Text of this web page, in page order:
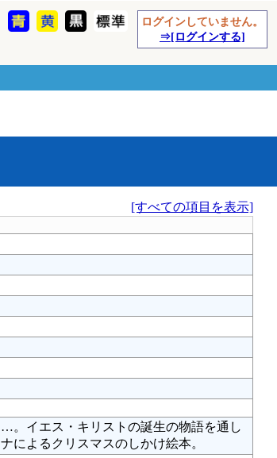
ログインしていません。
⇒[ログインする]
[すべての項目を表示]
。イエス・キリストの誕生の物語を通し
によるクリスマスのしかけ絵本。